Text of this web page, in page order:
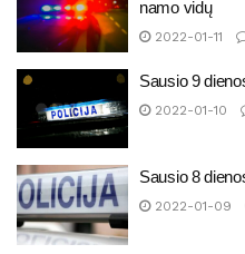
namo vidų
2022-01-11
Sausio 9
2022-01-10
Sausio 8
2022-01-09